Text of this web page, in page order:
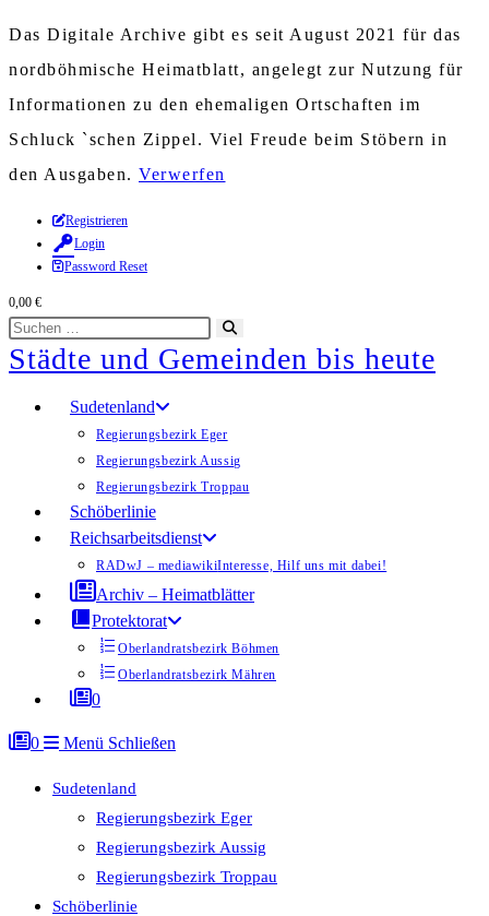
Das Digitale Archive gibt es seit August 2021 für das
nordböhmische Heimatblatt, angelegt zur Nutzung für
Informationen zu den ehemaligen Ortschaften im
Schluck `schen Zippel. Viel Freude beim Stöbern in
den Ausgaben. Verwerfen
Zum
Inhalt
springen
Registrieren
Login
Password Reset
0,00 €
Diese
Website
durchsuchen
starten
Städte und Gemeinden bis heute
Sudetenland
Regierungsbezirk Eger
Regierungsbezirk Aussig
Regierungsbezirk Troppau
Schöberlinie
Reichsarbeitsdienst
RADwJ – mediawikiInteresse, Hilf uns mit dabei!
Archiv – Heimatblätter
Protektorat
Oberlandratsbezirk Böhmen
Oberlandratsbezirk Mähren
0
0 Menü Schließen
Sudetenland
Regierungsbezirk Eger
Regierungsbezirk Aussig
Regierungsbezirk Troppau
Schöberlinie